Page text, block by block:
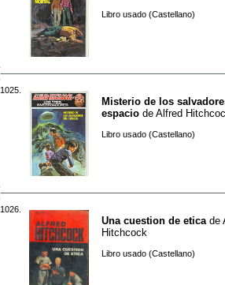
Libro usado (Castellano)
1025.
Misterio de los
espacio de Alfred
Libro usado (Castellano)
1026.
Una cuestion de etica de
Hitchcock
Libro usado (Castellano)